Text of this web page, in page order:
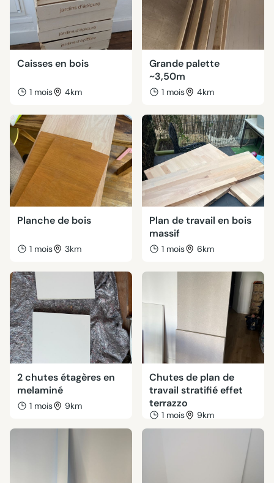
Caisses en bois
1 mois 4km
Grande palette
~3,50m
1 mois 4km
Planche de bois
1 mois 3km
Plan de travail en bois
massif
1 mois 6km
2 chutes étagères en
melaminé
1 mois 9km
Chutes de plan de
travail stratifié effet
terrazzo
1 mois 9km